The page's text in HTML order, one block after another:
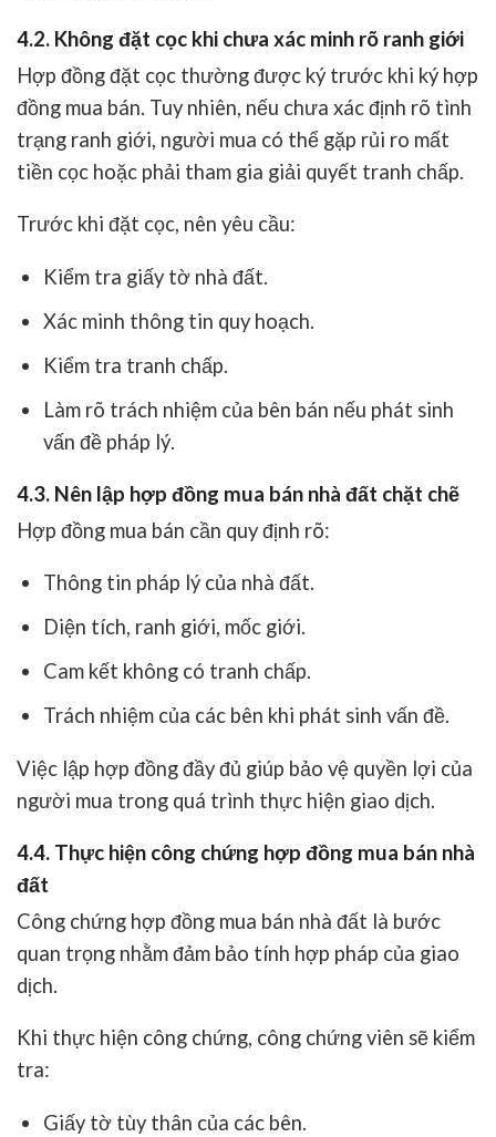
4.2. Không đặt cọc khi chưa xác minh rõ ranh giới
Hợp đồng đặt cọc thường được ký trước khi ký hợp
đồng mua bán. Tuy nhiên, nếu chưa xác định rõ tình
trạng ranh giới, người mua có thể gặp rủi ro mất
tiền cọc hoặc phải tham gia giải quyết tranh chấp.
Trước khi đặt cọc, nên yêu cầu:
Kiểm tra giấy tờ nhà đất.
Xác minh thông tin quy hoạch.
Kiểm tra tranh chấp.
Làm rõ trách nhiệm của bên bán nếu phát sinh
vấn đề pháp lý.
4.3. Nên lập hợp đồng mua bán nhà đất chặt chẽ
Hợp đồng mua bán cần quy định rõ:
Thông tin pháp lý của nhà đất.
Diện tích, ranh giới, mốc giới.
Cam kết không có tranh chấp.
Trách nhiệm của các bên khi phát sinh vấn đề.
Việc lập hợp đồng đầy đủ giúp bảo vệ quyền lợi của
người mua trong quá trình thực hiện giao dịch.
4.4. Thực hiện công chứng hợp đồng mua bán nhà
đất
Công chứng hợp đồng mua bán nhà đất là bước
quan trọng nhằm đảm bảo tính hợp pháp của giao
dịch.
Khi thực hiện công chứng, công chứng viên sẽ kiểm
tra:
Giấy tờ tùy thân của các bên.